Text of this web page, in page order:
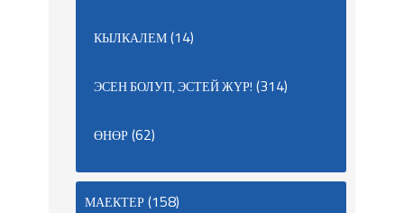
КЫЛКАЛЕМ(14)
ЭСЕН БОЛУП, ЭСТЕЙ ЖҮР! (314)
ӨНӨР(62)
МАЕКТЕР(158)